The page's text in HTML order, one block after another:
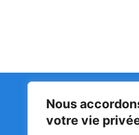
Nous
votre vie